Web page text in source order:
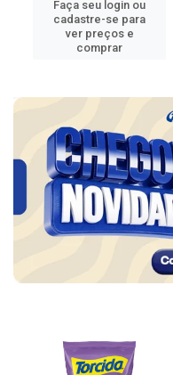
Faça seu login ou
cadastre-se para
ver preços e
comprar